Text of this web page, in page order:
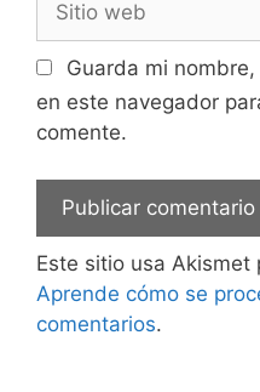
web
Guarda mi
en este navegador
comente.
Este sitio usa Akismet
Aprende cómo se
comentarios.